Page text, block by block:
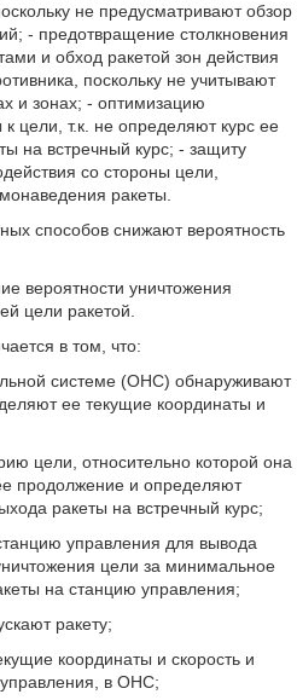
не предусматривают обзор
- предотвращение столкновения
и обход ракетой зон действия
поскольку не учитывают
и зонах; - оптимизацию
цели, т.к. не определяют курс ее
на встречный курс; - защиту
со стороны цели,
ракеты.
способов снижают вероятность
вероятности уничтожения
цели ракетой.
в том, что:
системе (ОНС) обнаруживают
ее текущие координаты и
цели, относительно которой она
продолжение и определяют
ракеты на встречный курс;
управления для вывода
цели за минимальное
на станцию управления;
ракету;
координаты и скорость и
в ОНС;